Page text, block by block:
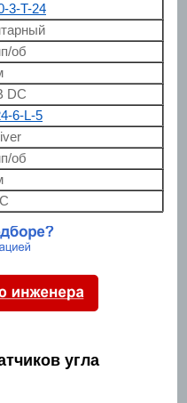
3-T-24
об
DC
6-L-5
об
угла